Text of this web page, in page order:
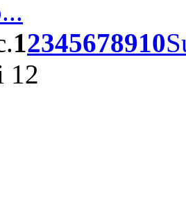
12345678910
12